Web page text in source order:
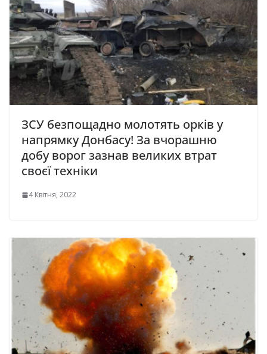
ЗСУ безпощадно молотять орків у
напрямку Донбасу! За вчорашню
добу ворог зазнав великих втрат
своєї техніки
4 Квітня, 2022